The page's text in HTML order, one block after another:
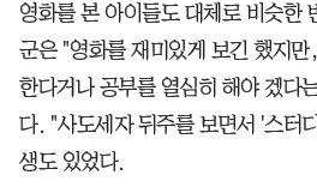
영화를 본 아이들도 대체로 비슷한
군은 "영화를 재미있게 보긴 했지
한다거나 공부를 열심히 해야 겠다
다. "사도세자 뒤주를 보면서 '스터
생도 있었다.